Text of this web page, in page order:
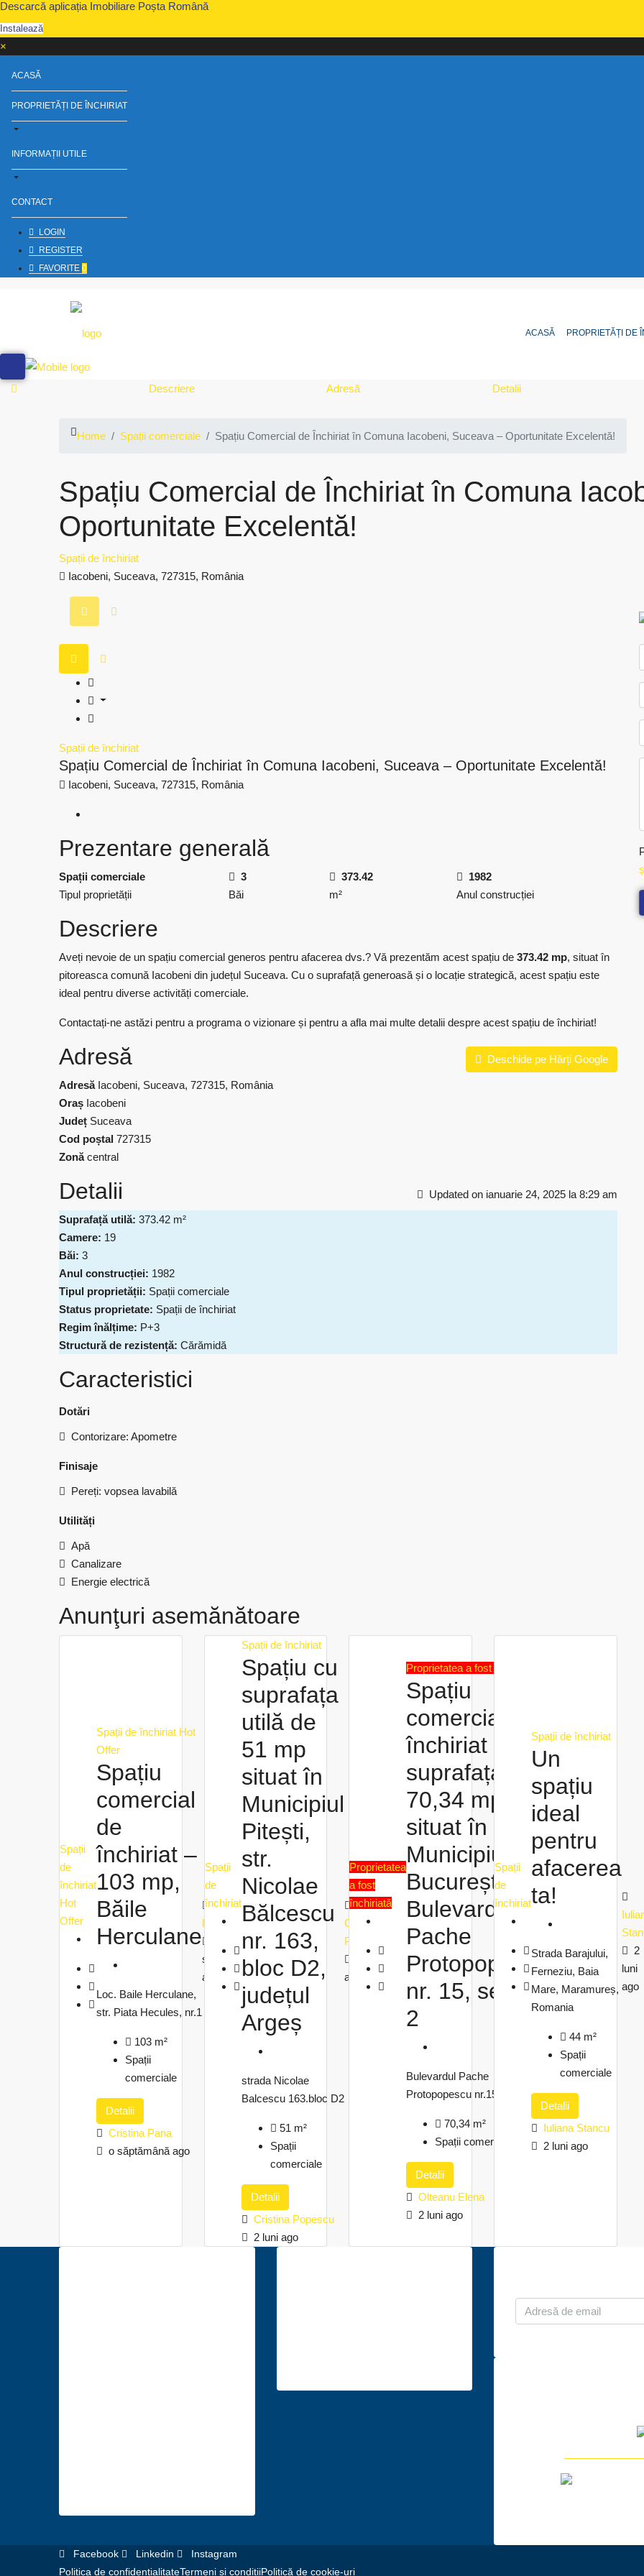
Descarcă aplicația Imobiliare Poșta Română
Instalează
×
ACASĂ
PROPRIETĂȚI DE ÎNCHIRIAT
INFORMAȚII UTILE
CONTACT
LOGIN
REGISTER
FAVORITE 0
ACASĂ PROPRIETĂȚI DE
Descriere Adresă Detalii
Home Spații comerciale Spațiu Comercial de Închiriat în Comuna Iacobeni, Suceava – Oportunitate Excelentă!
Spațiu Comercial de Închiriat în Comuna
Oportunitate Excelentă!
Spații de închiriat
Iacobeni, Suceava, 727315, România
Spații de închiriat
Spațiu Comercial de Închiriat în Comuna Iacobeni, Suceava – Oportunitate Excelentă!
Iacobeni, Suceava, 727315, România
Prezentare generală
Spații comerciale
Tipul proprietății
3
Băi
373.42
m²
1982
Anul construcției
Descriere
Aveți nevoie de un spațiu comercial generos pentru afacerea dvs.? Vă prezentăm acest spațiu de 373.42 mp, situat în
pitoreasca comună Iacobeni din județul Suceava. Cu o suprafață generoasă și o locație strategică, acest spațiu este
ideal pentru diverse activități comerciale.
Contactați-ne astăzi pentru a programa o vizionare și pentru a afla mai multe detalii despre acest spațiu de închiriat!
Adresă Deschide pe Hărți Google
Adresă Iacobeni, Suceava, 727315, România
Oraș Iacobeni
Județ Suceava
Cod poștal 727315
Zonă central
Detalii Updated on ianuarie 24, 2025 la 8:29 am
Suprafață utilă: 373.42 m²
Camere: 19
Băi: 3
Anul construcției: 1982
Tipul proprietății: Spații comerciale
Status proprietate: Spații de închiriat
Regim înălțime: P+3
Structură de rezistență: Cărămidă
Caracteristici
Dotări
Contorizare: Apometre
Finisaje
Pereți: vopsea lavabilă
Utilități
Apă
Canalizare
Energie electrică
Anunţuri asemănătoare
Spații
de
închiriat
Hot
Offer
Spații de închiriat Hot
Offer
Spațiu
comercial
de
închiriat –
103 mp,
Băile
Herculane
Loc. Baile Herculane,
str. Piata Hecules, nr.1
103 m²
Spații
comerciale
Detalii
Cristina Pana
o săptămână ago
Cristina
Pana
săptămână
ago
Spații
de
închiriat
Spații de închiriat
Spațiu cu
suprafața
utilă de
51 mp
situat în
Municipiul
Pitești,
str.
Nicolae
Bălcescu
nr. 163,
bloc D2,
județul
Argeș
strada Nicolae
Balcescu 163.bloc D2
51 m²
Spații
comerciale
Detalii
Cristina Popescu
2 luni ago
Cristina
Popescu
ago
Proprietatea
a fost
închiriată
Proprietatea a fost închiriată
Spațiu
comercial de
închiriat cu
suprafața de
70,34 mp
situat în
Municipiul
București,
Bulevardul
Pache
Protopopescu,
nr. 15, sector
2
Bulevardul Pache
Protopopescu nr.15, sector 2
70,34 m²
Spații comerciale
Detalii
Olteanu Elena
2 luni ago
2 luni
ago
Spații
de
închiriat
Spații de închiriat
Un
spațiu
ideal
pentru
afacerea
ta!
Strada Barajului,
Ferneziu, Baia
Mare, Maramureș,
Romania
44 m²
Spații
comerciale
Detalii
Iuliana Stancu
2 luni ago
2
luni
ago
Facebook Linkedin
Instagram
Politica de confidențialitateTermeni și condițiiPolitică de cookie-uri